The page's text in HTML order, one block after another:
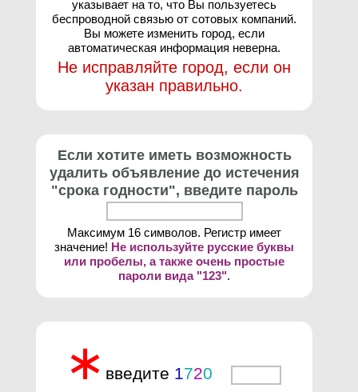
указывает на то, что Вы пользуетесь
беспроводной связью от сотовых компаний.
Вы можете изменить город, если
автоматическая информация неверна.
Не исправляйте город, если он
указан правильно.
Если хотите иметь возможность
удалить объявление до истечения
"срока годности", введите пароль
Максимум 16 символов. Регистр имеет
значение! Не используйте русские буквы
или пробелы, а также очень простые
пароли вида "123".
∗ введите 1720